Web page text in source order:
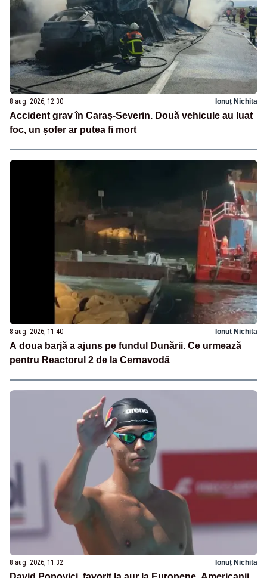
8 aug. 2026, 12:30 Ionuț Nichita
Accident grav în Caraș-Severin. Două vehicule au luat
foc, un șofer ar putea fi mort
8 aug. 2026, 11:40 Ionuț Nichita
A doua barjă a ajuns pe fundul Dunării. Ce urmează
pentru Reactorul 2 de la Cernavodă
8 aug. 2026, 11:32 Ionuț Nichita